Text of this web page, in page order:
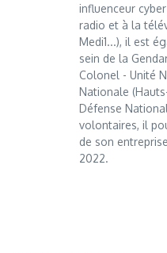
influenceur
radio et à la
Medi1...), il est
sein de la
Colonel - Unité
Nationale
Défense
volontaires, il
de son
2022.